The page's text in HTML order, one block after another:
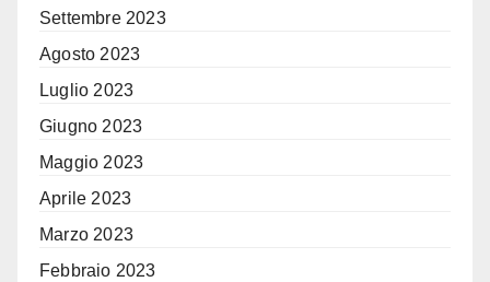
Settembre 2023
Agosto 2023
Luglio 2023
Giugno 2023
Maggio 2023
Aprile 2023
Marzo 2023
Febbraio 2023